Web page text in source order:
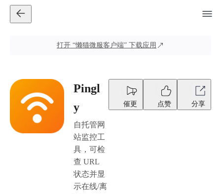
打开 “懒猫微服客户端” 下载应用
Pingl
y
自托管网
站监控工
具，可检
查 URL
状态并显
示在线/离
催更 点赞 分享